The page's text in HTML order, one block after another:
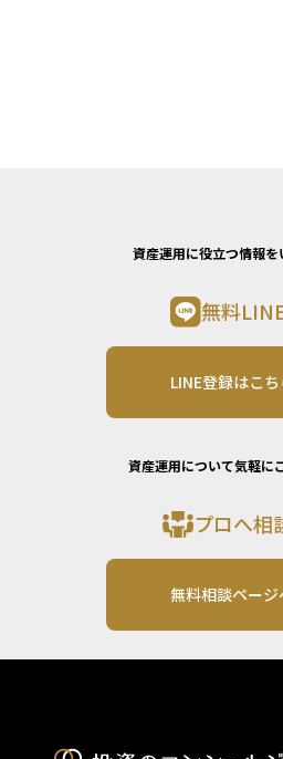
資産運用に役立つ情報
無料
LINE登録はこ
資産運用について気軽に
プロへ相
無料相談ページ